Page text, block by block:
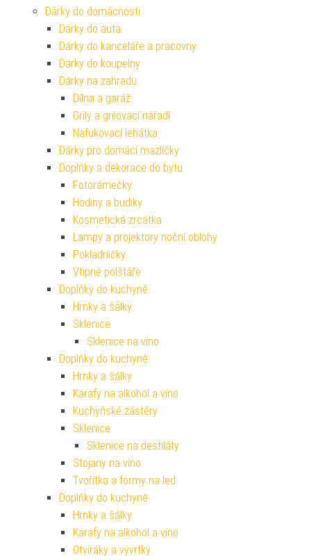
Dárky do domácnosti
Dárky do auta
Dárky do kanceláře a pracovny
Dárky do koupelny
Dárky na zahradu
Dílna a garáž
Grily a grilovací nářadí
Nafukovací lehátka
Dárky pro domácí mazlíčky
Doplňky a dekorace do bytu
Fotorámečky
Hodiny a budíky
Kosmetická zrcátka
Lampy a projektory noční oblohy
Pokladničky
Vtipné polštáře
Doplňky do kuchyně
Hrnky a šálky
Sklenice
Sklenice na víno
Doplňky do kuchyně
Hrnky a šálky
Karafy na alkohol a víno
Kuchyňské zástěry
Sklenice
Sklenice na destiláty
Stojany na víno
Tvořítka a formy na led
Doplňky do kuchyně
Hrnky a šálky
Karafy na alkohol a víno
Otvíráky a vývrtky